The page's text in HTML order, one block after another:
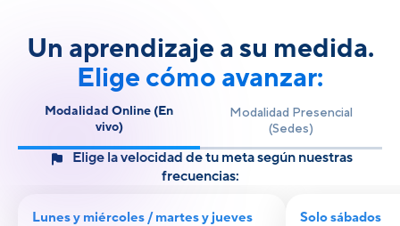
Un aprendizaje a su medida.
Elige cómo avanzar:
Modalidad Online (En
vivo)
Modalidad Presencial
(Sedes)
Elige la velocidad de tu meta según nuestras
frecuencias:
Lunes y miércoles / martes y jueves Solo sábados